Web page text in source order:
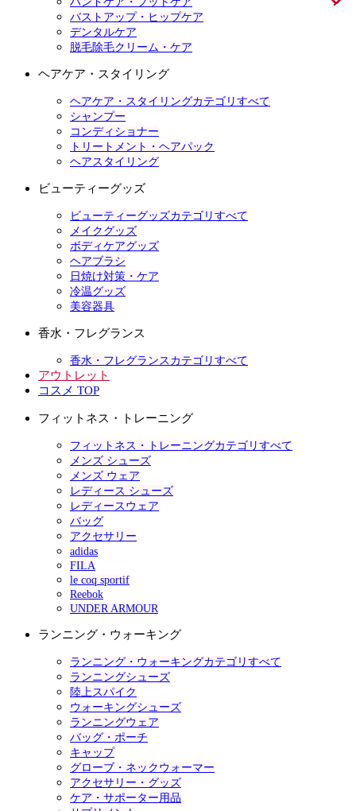
バストアップ・ヒップケア
デンタルケア
脱毛除毛クリーム・ケア
ヘアケア・スタイリング
ヘアケア・スタイリングカテゴリすべて
シャンプー
コンディショナー
トリートメント・ヘアパック
ヘアスタイリング
ビューティーグッズ
ビューティーグッズカテゴリすべて
メイクグッズ
ボディケアグッズ
ヘアブラシ
日焼け対策・ケア
冷温グッズ
美容器具
香水・フレグランス
香水・フレグランスカテゴリすべて
アウトレット
コスメ TOP
フィットネス・トレーニング
フィットネス・トレーニングカテゴリすべて
メンズ シューズ
メンズ ウェア
レディース シューズ
レディースウェア
バッグ
アクセサリー
adidas
FILA
le coq sportif
Reebok
UNDER ARMOUR
ランニング・ウォーキング
ランニング・ウォーキングカテゴリすべて
ランニングシューズ
陸上スパイク
ウォーキングシューズ
ランニングウェア
バッグ・ポーチ
キャップ
グローブ・ネックウォーマー
アクセサリー・グッズ
ケア・サポーター用品